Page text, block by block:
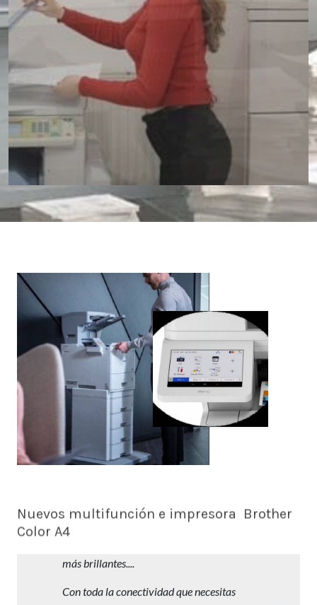
Nuevos multifunción e impresora Brother
Color A4
Trabajos profesionales en A4 con reducida